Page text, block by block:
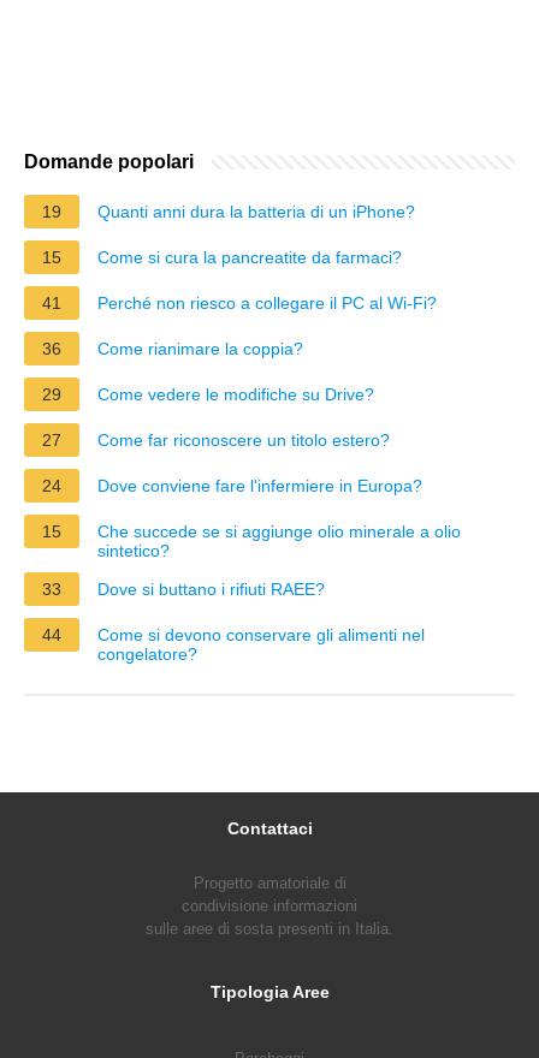
Domande popolari
19 Quanti anni dura la batteria di un iPhone?
15 Come si cura la pancreatite da farmaci?
41 Perché non riesco a collegare il PC al Wi-Fi?
36 Come rianimare la coppia?
29 Come vedere le modifiche su Drive?
27 Come far riconoscere un titolo estero?
24 Dove conviene fare l'infermiere in Europa?
15
Che succede se si aggiunge olio minerale a olio
sintetico?
33
Dove si buttano i rifiuti RAEE?
44
Come si devono conservare gli alimenti nel
congelatore?
Contattaci
Progetto amatoriale di
condivisione informazioni
sulle aree di sosta presenti in Italia.
Tipologia Aree